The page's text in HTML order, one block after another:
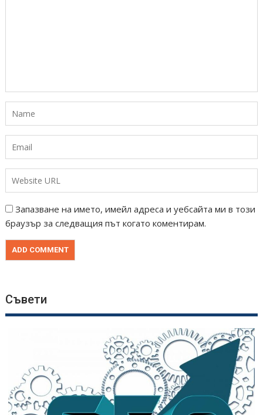
Запазване на името, имейл адреса и уебсайта ми в този
браузър за следващия път когато коментирам.
Съвети